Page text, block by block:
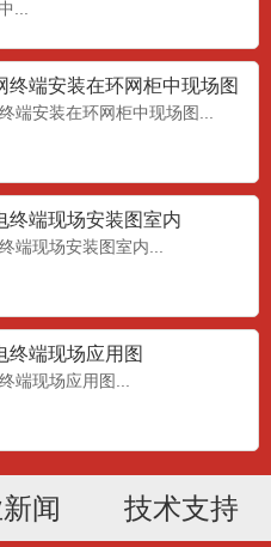
...
终端安装在环网柜中现场图
端安装在环网柜中现场图...
终端现场安装图室内
端现场安装图室内...
终端现场应用图
端现场应用图...
闻 技术支持